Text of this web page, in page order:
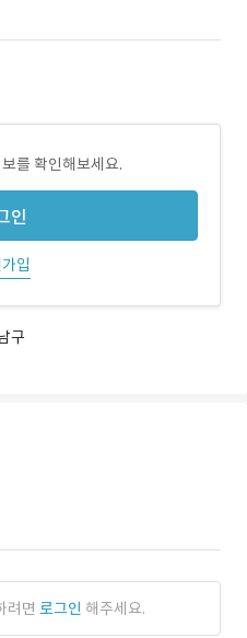
를 확인해보세요.
인
입
구
려면 로그인 해주세요.